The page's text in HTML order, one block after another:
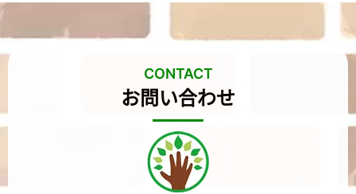
CONTACT
お問い合わせ